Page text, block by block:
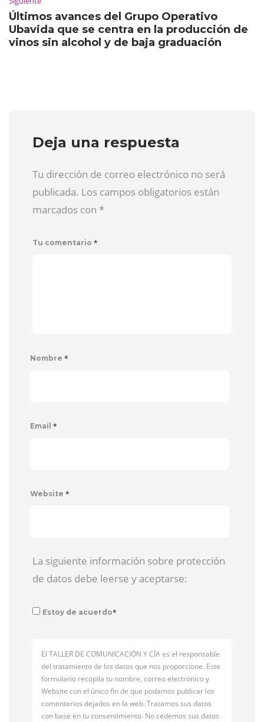
Últimos avances del Grupo Operativo
Ubavida que se centra en la producción de
vinos sin alcohol y de baja graduación
Deja una respuesta
Tu dirección de correo electrónico no será
publicada. Los campos obligatorios están
marcados con *
Tu comentario *
Nombre *
Email *
Website *
La siguiente información sobre protección
de datos debe leerse y aceptarse:
Estoy de acuerdo*
El TALLER DE COMUNICACIÓN Y CÍA es el responsable
del tratamiento de los datos que nos proporcione. Este
formulario recopila tu nombre, correo electrónico y
Website con el único fin de que podamos publicar los
comentarios dejados en la web. Tratamos sus datos
con base en tu consentimiento. No cedemos sus datos